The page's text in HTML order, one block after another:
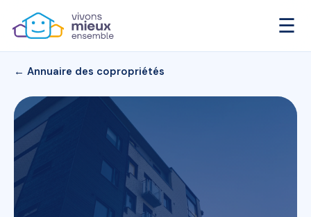
☰
← Annuaire des copropriétés